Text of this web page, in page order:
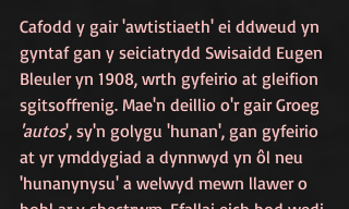
Cafodd y gair 'awtistiaeth' ei ddweud yn
gyntaf gan y seiciatrydd Swisaidd Eugen
Bleuler yn 1908, wrth gyfeirio at gleifion
sgitsoffrenig. Mae'n deillio o'r gair Groeg
'autos', sy'n golygu 'hunan', gan gyfeirio
at yr ymddygiad a dynnwyd yn ôl neu
'hunanynysu' a welwyd mewn llawer o